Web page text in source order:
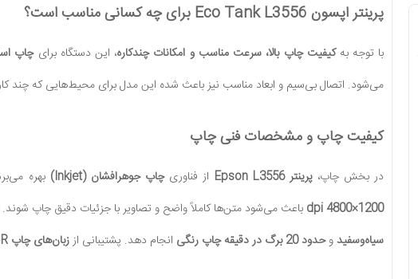
52,000,000 تومان
پرینتر چند کاره
جوهرافشان کانن مدل
11,500,000 تومان
پرینتر اپسون Eco Tank L3556 برای چه کسانی مناسب است؟
با توجه بهکیفیت چاپ بالا، سرعت مناسب و امکانات چندکاره، این دستگاه برایچاپ
می‌شود. اتصال بی‌سیم و ابعاد مناسب نیز باعث شده این مدل برای محیط‌هایی که چند
کیفیت چاپ و مشخصات فنی چاپ
در بخش چاپ،پرینتر Epson L3556 از فناوریچاپ جوهرافشان (Inkjet) بهره
1200×4800 dpi
باعث می‌شود متن‌ها کاملاً واضح و تصاویر با جزئیات دقیق چاپ شوند.
سیاه‌وسفیدوحدود 20 برگ در دقیقه چاپ رنگی انجام دهد. پشتیبانی اززبان‌های چاپ ESC/P‑R و ESC/P Raster